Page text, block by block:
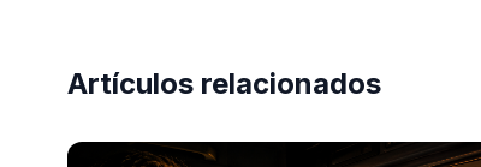
Artículos relacionados